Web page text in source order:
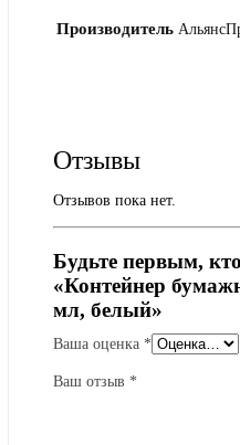
Производитель
Отзывы
Отзывов пока нет.
Будьте первым,
«Контейнер
мл, белый»
Ваша оценка *
Ваш отзыв *